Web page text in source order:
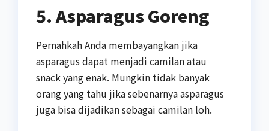
5. Asparagus Goreng
Pernahkah Anda membayangkan jika
asparagus dapat menjadi camilan atau
snack yang enak. Mungkin tidak banyak
orang yang tahu jika sebenarnya asparagus
juga bisa dijadikan sebagai camilan loh.